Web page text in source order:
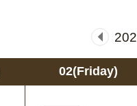
02(Friday)